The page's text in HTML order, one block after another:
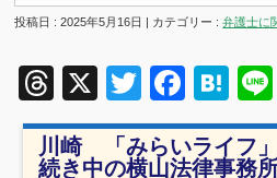
投稿日 : 2025年5月16日 | カテゴリー :弁護士に
Threads
X Twitter
川崎 「みらいライフ
続き中の横山法律事務